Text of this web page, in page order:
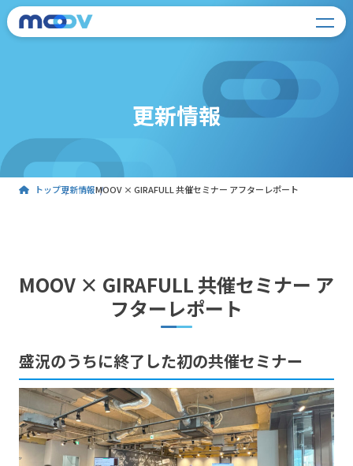
更新情報
トップ更新情報MOOV × GIRAFULL 共催セミナー アフターレポート
MOOV × GIRAFULL 共催セミナー ア
フターレポート
盛況のうちに終了した初の共催セミナー